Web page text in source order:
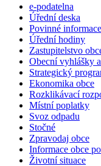
e-podatelna
Úřední deska
Povinné informace
Úřední hodiny
Zastupitelstvo
Obecní vyhlášky
Strategický
Ekonomika obce
Rozklikávací
Místní poplatky
Svoz odpadu
Stočné
Zpravodaj obce
Informace obce
Životní situace